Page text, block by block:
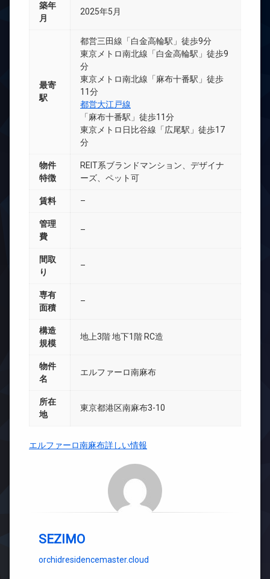
築年
月
2025年5月
最寄
駅
都営三田線「白金高輪駅」徒歩9分
東京メトロ南北線「白金高輪駅」徒歩9
分
東京メトロ南北線「麻布十番駅」徒歩
11分
都営大江戸線
「麻布十番駅」徒歩11分
東京メトロ日比谷線「広尾駅」徒歩17
分
物件
特徴
REIT系ブランドマンション、デザイナ
ーズ、ペット可
賃料 –
管理
費
–
間取
り
–
専有
面積
–
構造
規模
地上3階 地下1階 RC造
物件
名
エルファーロ南麻布
所在
地
東京都港区南麻布3-10
エルファーロ南麻布詳しい情報
SEZIMO
orchidresidencemaster.cloud